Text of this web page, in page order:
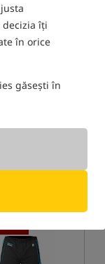
îți
în orice
găsești în
Light
RON